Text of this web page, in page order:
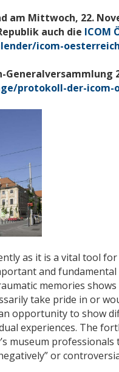
am Mittwoch, 22.
auch die ICOM
icom-
protokoll-der-icom-
as it is a vital tool
and
memories
take pride in or
opportunity to show
experiences. The
museum
or